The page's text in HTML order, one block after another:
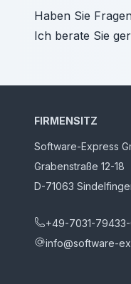
Haben Sie
Ich berate Sie
FIRMENSITZ
Software-Express
Grabenstraße 12-18
D-71063
+49-7031-
info@software-